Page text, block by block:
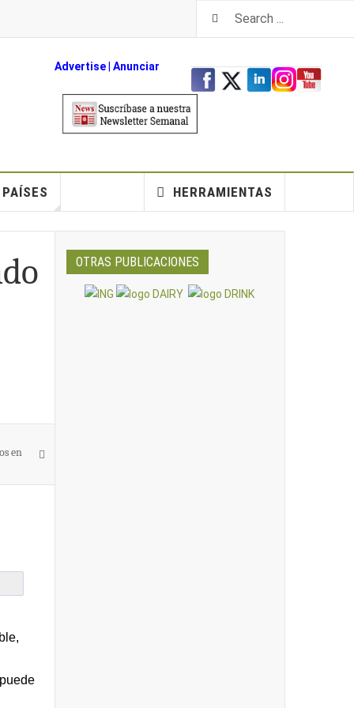
Advertise| Anunciar
PAÍSES HERRAMIENTAS
en
OTRAS PUBLICACIONES